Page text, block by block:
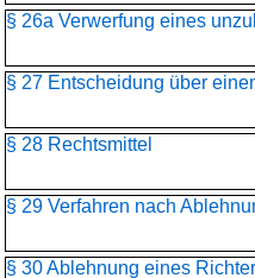
§ 26a Verwerfung eines
§ 27 Entscheidung über
§ 28 Rechtsmittel
§ 29 Verfahren nach
§ 30 Ablehnung eines